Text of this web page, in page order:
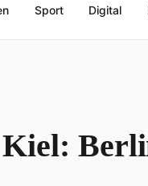
Sport Digital
Kiel: